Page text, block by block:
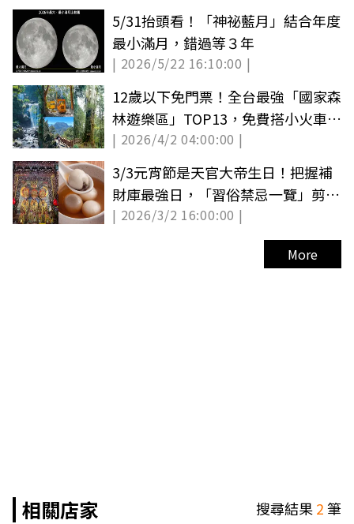
5/31抬頭看！「神祕藍月」結合年度
最小滿月，錯過等３年
| 2026/5/22 16:10:00 |
12歲以下免門票！全台最強「國家森
林遊樂區」TOP13，免費搭小火車遊
山林
| 2026/4/2 04:00:00 |
3/3元宵節是天官大帝生日！把握補
財庫最強日，「習俗禁忌一覽」剪髮
恐破財
| 2026/3/2 16:00:00 |
More
相關店家 搜尋結果2筆